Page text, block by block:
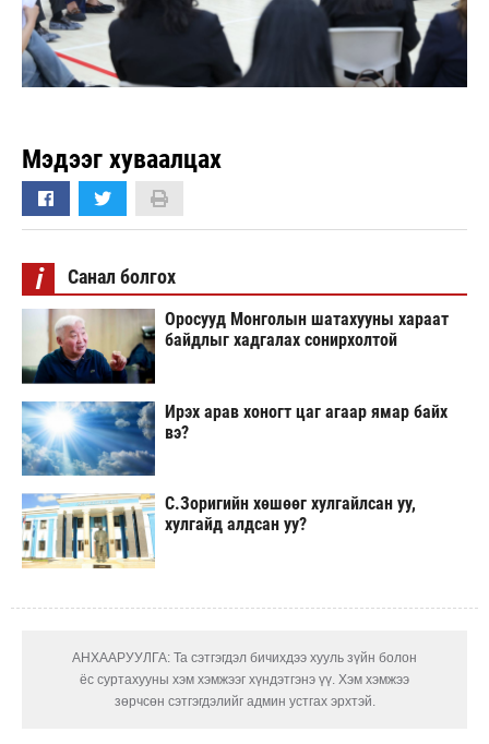
Мэдээг хуваалцах
i Санал болгох
Оросууд Монголын шатахууны хараат
байдлыг хадгалах сонирхолтой
Ирэх арав хоногт цаг агаар ямар байх
вэ?
С.Зоригийн хөшөөг хулгайлсан уу,
хулгайд алдсан уу?
АНХААРУУЛГА: Та сэтгэгдэл бичихдээ хууль зүйн болон
ёс суртахууны хэм хэмжээг хүндэтгэнэ үү. Хэм хэмжээ
зөрчсөн сэтгэгдэлийг админ устгах эрхтэй.